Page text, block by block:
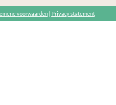
voorwaarden| Privacy statement